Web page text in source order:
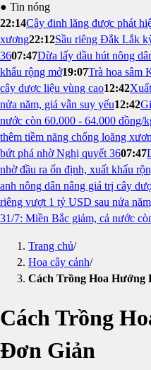
● Tin nóng
22:14Cây đinh lăng được phát
xương22:12Sầu riêng Đắk Lắk
3607:47Dừa lấy dầu hút nông
khẩu rộng mở19:07Trà hoa sâm
cây dược liệu vùng cao12:42
nửa năm, giá vẫn suy yếu12:42
nước còn 60.000 - 64.000 đồng/
thêm tiềm năng chống loãng
bứt phá nhờ Nghị quyết 3607:47
nhờ đầu ra ổn định, xuất khẩu
anh nông dân nâng giá trị cây
riêng vượt 1 tỷ USD sau nửa
31/7: Miền Bắc giảm, cả nước
Trang chủ/
Hoa cây cảnh/
Cách Trồng Hoa Hướng
Cách Trồng
Đơn Giản